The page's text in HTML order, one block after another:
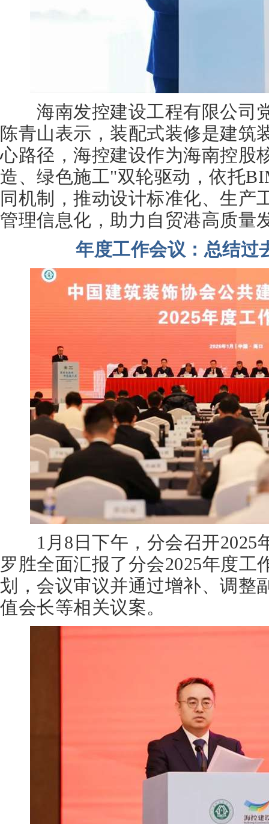
海南发控建设工程有限公司
陈青山表示，装配式装修是建筑
心路径，海控建设作为海南控股
造、绿色施工"双轮驱动，依托
同机制，推动设计标准化、生产
管理信息化，助力自贸港高质量
年度工作会议：总结过
1月8日下午，分会召开2025
罗胜全面汇报了分会2025年度工
划，会议审议并通过增补、调整
值会长等相关议案。